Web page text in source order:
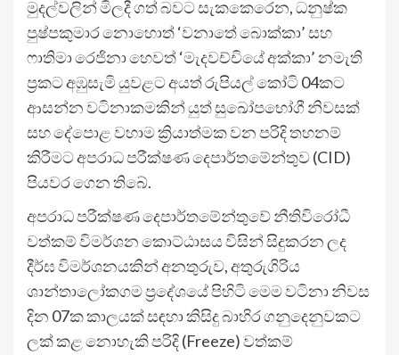
මුදල්වලින් මිලදී ගත් බවට සැකකෙරෙන, ධනුෂ්ක
පුෂ්පකුමාර නොහොත් ‘වනාතේ බොක්කා’ සහ
ෆාතිමා රෙජිනා හෙවත් ‘මැදවච්චියේ අක්කා’ නමැති
ප්‍රකට අඹුසැමි යුවළට අයත් රුපියල් කෝටි 04කට
ආසන්න වටිනාකමකින් යුත් සුඛෝපභෝගී නිවසක්
සහ දේපොළ වහාම ක්‍රියාත්මක වන පරිදි තහනම්
කිරීමට අපරාධ පරීක්ෂණ දෙපාර්තමේන්තුව (CID)
පියවර ගෙන තිබේ.
අපරාධ පරීක්ෂණ දෙපාර්තමේන්තුවේ නීතිවිරෝධී
වත්කම් විමර්ශන කොට්ඨාසය විසින් සිදුකරන ලද
දීර්ඝ විමර්ශනයකින් අනතුරුව, අතුරුගිරිය
ශාන්තාලෝකගම ප්‍රදේශයේ පිහිටි මෙම වටිනා නිවස
දින 07ක කාලයක් සඳහා කිසිදු බාහිර ගනුදෙනුවකට
ලක් කළ නොහැකි පරිදි (Freeze) වත්කම්